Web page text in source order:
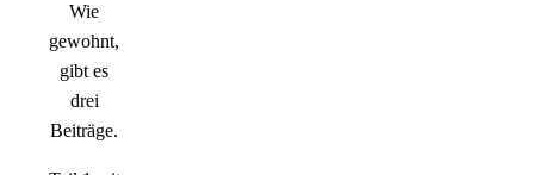
Wie
gewohnt,
gibt es
drei
Beiträge.